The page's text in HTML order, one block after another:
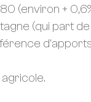
(environ +
(qui part